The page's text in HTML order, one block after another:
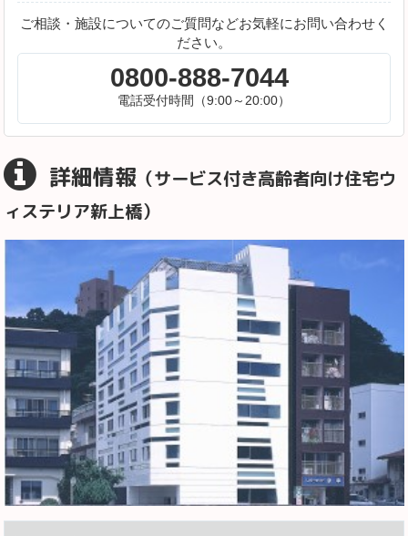
ご相談・施設についてのご質問などお気軽にお問い合わせく
ださい。
0800-888-7044
電話受付時間（9:00～20:00）
詳細情報 （サービス付き高齢者向け住宅ウ
ィステリア新上橋）